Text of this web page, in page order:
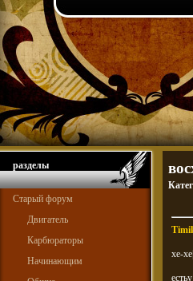
разделы
Старый форум
Двигатель
Карбюраторы
Начинающим
хе-хе|